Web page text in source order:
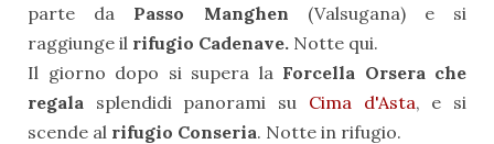
parte da Passo Manghen (Valsugana) e si
raggiunge il rifugio Cadenave. Notte qui.
Il giorno dopo si supera la Forcella Orsera che
regala splendidi panorami su Cima d'Asta, e si
scende al rifugio Conseria. Notte in rifugio.